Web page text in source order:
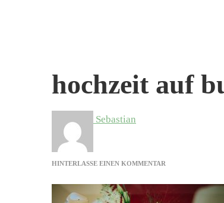
hochzeit auf
Sebastian
HINTERLASSE EINEN KOMMENTAR
AUF